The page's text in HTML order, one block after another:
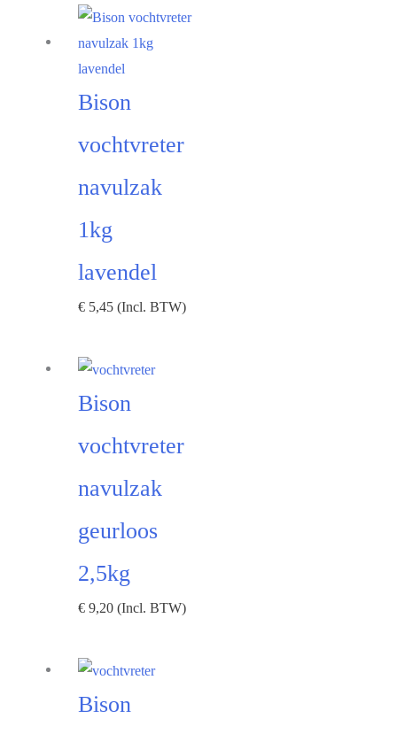
Bison
vochtvreter
navulzak
1kg
lavendel
€ 5,45 (Incl. BTW)
Bison
vochtvreter
navulzak
geurloos
2,5kg
€ 9,20 (Incl. BTW)
Bison